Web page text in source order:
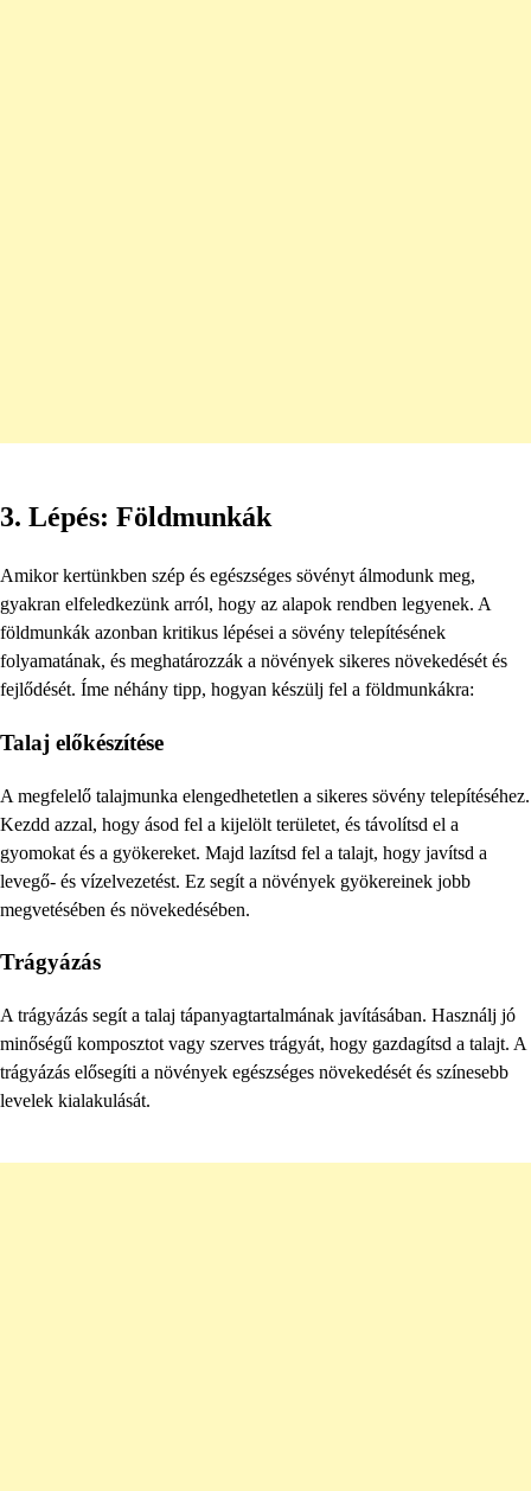
3. Lépés: Földmunkák
Amikor kertünkben szép és egészséges sövényt álmodunk meg,
gyakran elfeledkezünk arról, hogy az alapok rendben legyenek. A
földmunkák azonban kritikus lépései a sövény telepítésének
folyamatának, és meghatározzák a növények sikeres növekedését és
fejlődését. Íme néhány tipp, hogyan készülj fel a földmunkákra:
Talaj előkészítése
A megfelelő talajmunka elengedhetetlen a sikeres sövény telepítéséhez.
Kezdd azzal, hogy ásod fel a kijelölt területet, és távolítsd el a
gyomokat és a gyökereket. Majd lazítsd fel a talajt, hogy javítsd a
levegő- és vízelvezetést. Ez segít a növények gyökereinek jobb
megvetésében és növekedésében.
Trágyázás
A trágyázás segít a talaj tápanyagtartalmának javításában. Használj jó
minőségű komposztot vagy szerves trágyát, hogy gazdagítsd a talajt. A
trágyázás elősegíti a növények egészséges növekedését és színesebb
levelek kialakulását.